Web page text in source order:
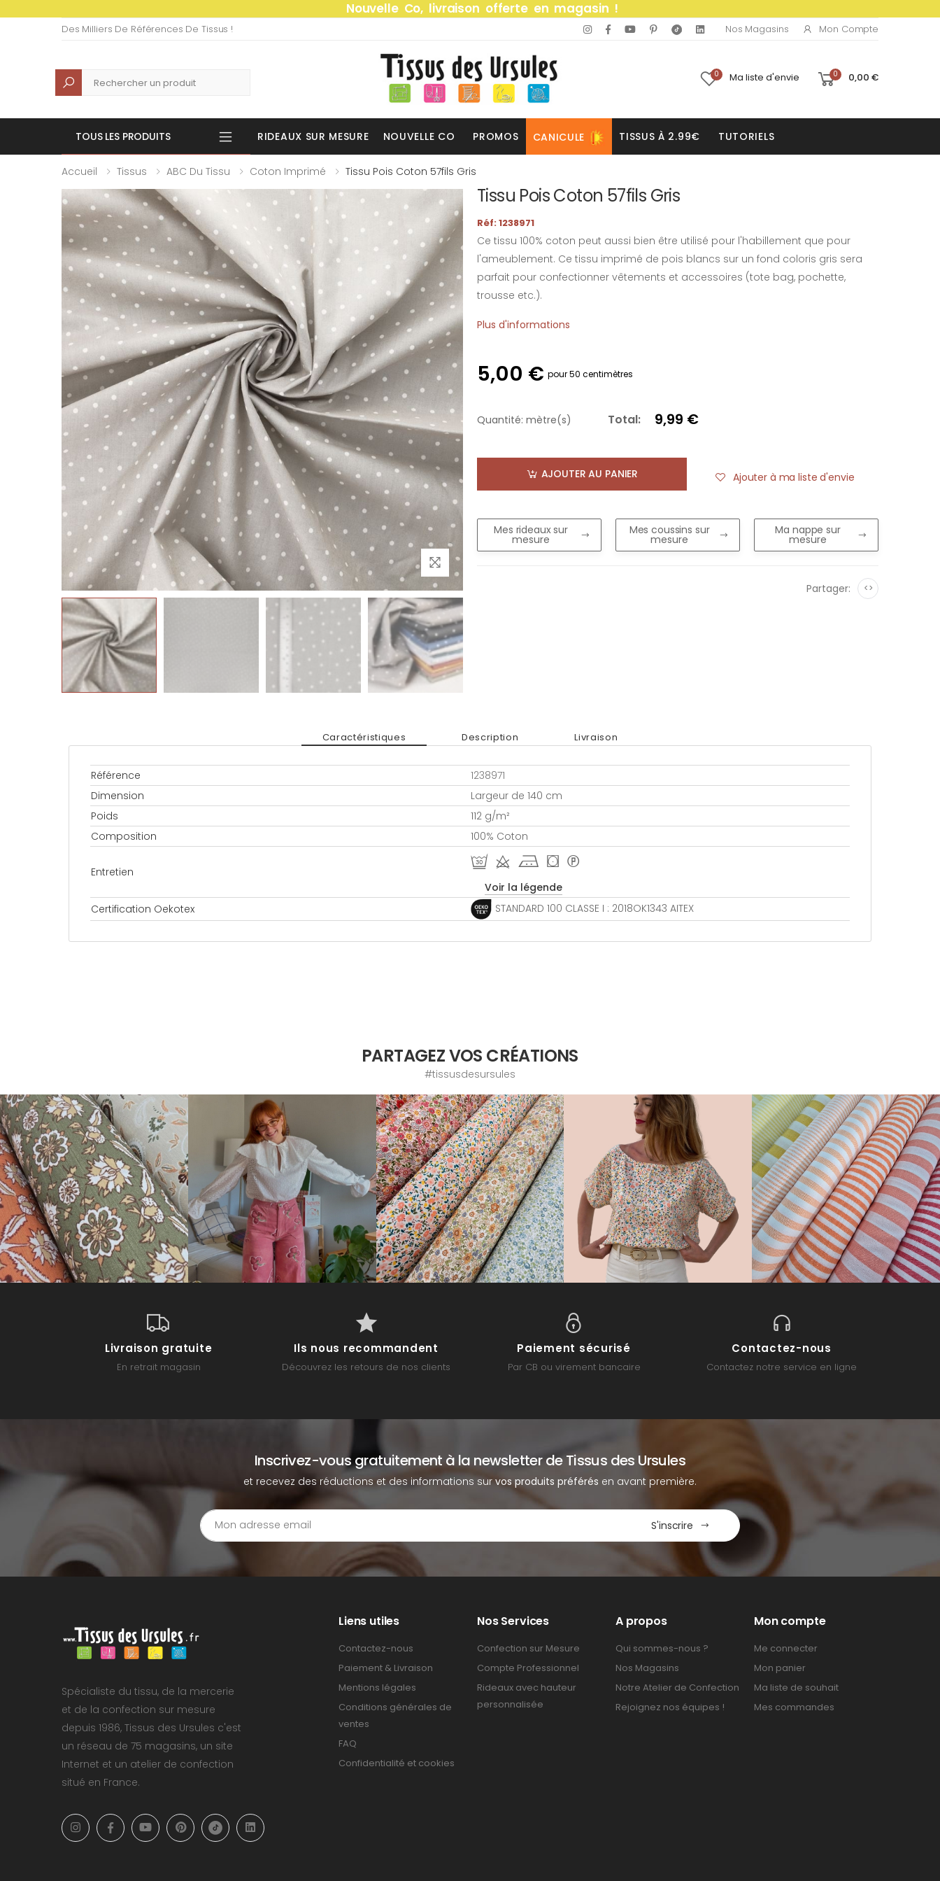
Nouvelle Co, livraison offerte en magasin !
Des Milliers De Références De Tissus ! Nos Magasins Mon Compte
Recherche 0 Ma liste d'envie 0 0,00 €
TOUS LES PRODUITS RIDEAUX SUR MESURE NOUVELLE CO PROMOS CANICULE TISSUS À 2.99€ TUTORIELS
Accueil Tissus ABC Du Tissu Coton Imprimé Tissu Pois Coton 57fils Gris
Tissu Pois Coton 57fils Gris
Réf: 1238971
Ce tissu 100% coton peut aussi bien être utilisé pour l'habillement que pour
l'ameublement. Ce tissu imprimé de pois blancs sur un fond coloris gris sera
parfait pour confectionner vêtements et accessoires (tote bag, pochette,
trousse etc.).
Plus d'informations
5,00 € pour 50 centimètres
Quantité: mètre(s) Total: 9,99 €
AJOUTER AU PANIER Ajouter à ma liste d'envie
Mes rideaux sur
mesure
Mes coussins sur
mesure
Ma nappe sur
mesure
Partager: <>
Caractéristiques Description Livraison
Référence
1238971
Dimension
Largeur de 140 cm
Poids
112 g/m²
Composition
100% Coton
Entretien
R d j ( *
Voir la légende
Certification Oekotex
STANDARD 100 CLASSE I : 2018OK1343 AITEX
PARTAGEZ VOS CRÉATIONS
#tissusdesursules
Livraison gratuite
En retrait magasin
Ils nous recommandent
Découvrez les retours de nos clients
Paiement sécurisé
Par CB ou virement bancaire
Contactez-nous
Contactez notre service en ligne
Inscrivez-vous gratuitement à la newsletter de Tissus des Ursules
et recevez des réductions et des informations survos produits préférés en avant première.
S'inscrire
Spécialiste du tissu, de la mercerie
et de la confection sur mesure
depuis 1986, Tissus des Ursules c'est
un réseau de 75 magasins, un site
Internet et un atelier de confection
situé en France.
Liens utiles
Contactez-nous
Paiement & Livraison
Mentions légales
Conditions générales de
ventes
FAQ
Confidentialité et cookies
Nos Services
Confection sur Mesure
Compte Professionnel
Rideaux avec hauteur
personnalisée
A propos
Qui sommes-nous ?
Nos Magasins
Notre Atelier de Confection
Rejoignez nos équipes !
Mon compte
Me connecter
Mon panier
Ma liste de souhait
Mes commandes